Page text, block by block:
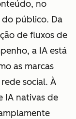
no
público. Da
de fluxos de
a IA está
as marcas
social. À
IA nativas de